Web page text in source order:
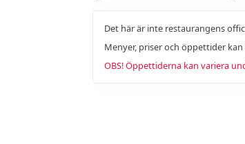
Det här är inte restaurangens
Menyer, priser och öppettider
OBS! Öppettiderna kan variera